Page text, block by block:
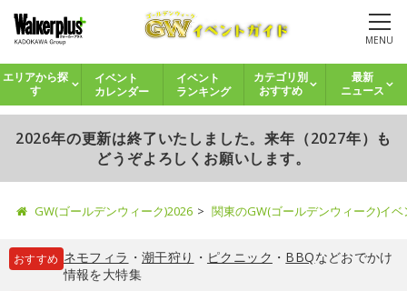
MENU
エリアから探
す
イベント
カレンダー
イベント
ランキング
カテゴリ別
おすすめ
最新
ニュース
2026年の更新は終了いたしました。来年（2027年）も
どうぞよろしくお願いします。
GW(ゴールデンウィーク)2026 関東のGW(ゴールデンウィーク)イ
おすすめ ネモフィラ ・ 潮干狩り ・ ピクニック ・ BBQなどおでかけ
情報を大特集